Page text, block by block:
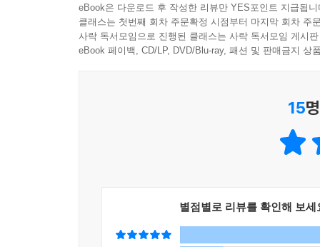
eBook은 다운로드 후 작성한 리뷰만 YES포인트 지급됩니
클래스는 첫번째 회차 주문확정 시점부터 마지막 회차 주
사락 독서모임으로 진행된 클래스는 사락 독서모임 게시
eBook 페이백, CD/LP, DVD/Blu-ray, 패션 및 판매금지 상
15
별점별로 리뷰를 확인해 보세